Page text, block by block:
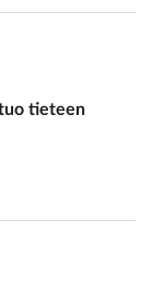
tieteen